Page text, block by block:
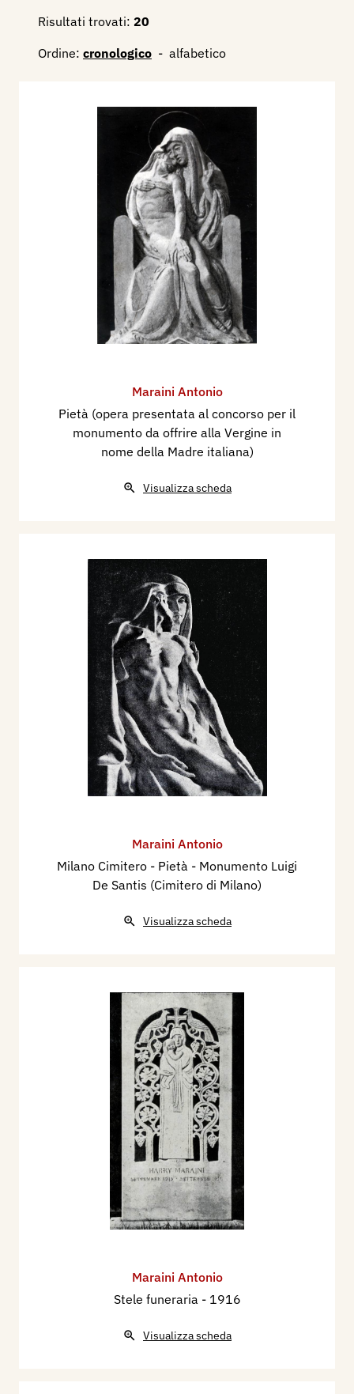
Risultati trovati: 20
Ordine: cronologico - alfabetico
Maraini Antonio
Pietà (opera presentata al concorso per il
monumento da offrire alla Vergine in
nome della Madre italiana)
Visualizza scheda
Maraini Antonio
Milano Cimitero - Pietà - Monumento Luigi
De Santis (Cimitero di Milano)
Visualizza scheda
Maraini Antonio
Stele funeraria - 1916
Visualizza scheda